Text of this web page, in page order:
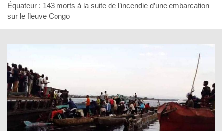
Équateur : 143 morts à la suite de l’incendie d’une embarcation
sur le fleuve Congo